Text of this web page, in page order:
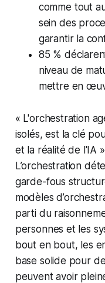
comme tout
sein des
garantir la
85 %
niveau de
mettre en
« L'orchestration
isolés, est la clé
et la réalité de l'IA
L’orchestration
garde-fous
modèles
parti du
personnes et les
bout en bout, les
base solide pour
peuvent avoir